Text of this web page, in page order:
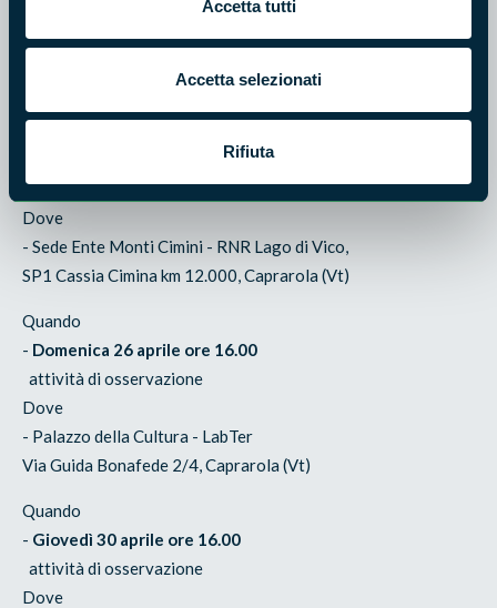
Accetta tutti
Accetta selezionati
Rifiuta
- Sede Ente Monti Cimini - RNR Lago di Vico,
SP1 Cassia Cimina km 12.000, Caprarola (Vt)
Mercoledì 22 aprile ore 15.00
escursione + attività di osservazione
Dove
- Sede Ente Monti Cimini - RNR Lago di Vico,
SP1 Cassia Cimina km 12.000, Caprarola (Vt)
Quando
- Domenica 26 aprile ore 16.00
attività di osservazione
Dove
- Palazzo della Cultura - LabTer
Via Guida Bonafede 2/4, Caprarola (Vt)
Quando
- Giovedì 30 aprile ore 16.00
attività di osservazione
Dove